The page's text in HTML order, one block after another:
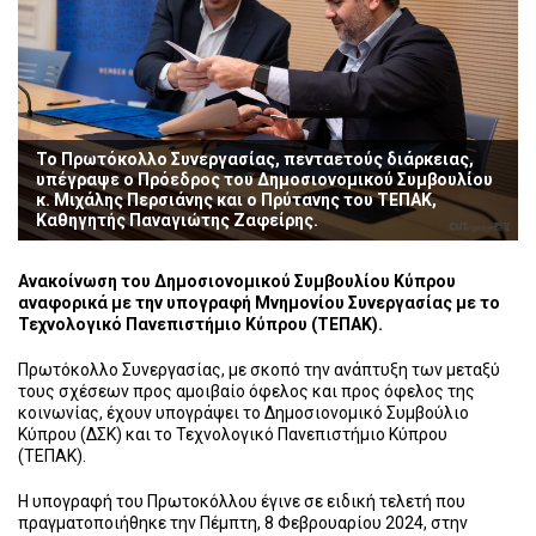
Το Πρωτόκολλο Συνεργασίας, πενταετούς διάρκειας,
υπέγραψε ο Πρόεδρος του Δημοσιονομικού Συμβουλίου
κ. Μιχάλης Περσιάνης και ο Πρύτανης του ΤΕΠΑΚ,
Καθηγητής Παναγιώτης Ζαφείρης.
Ανακοίνωση του Δημοσιονομικού Συμβουλίου Κύπρου
αναφορικά με την υπογραφή Μνημονίου Συνεργασίας με το
Τεχνολογικό Πανεπιστήμιο Κύπρου (ΤΕΠΑΚ).
Πρωτόκολλο Συνεργασίας, με σκοπό την ανάπτυξη των μεταξύ
τους σχέσεων προς αμοιβαίο όφελος και προς όφελος της
κοινωνίας, έχουν υπογράψει το Δημοσιονομικό Συμβούλιο
Κύπρου (ΔΣΚ) και το Τεχνολογικό Πανεπιστήμιο Κύπρου
(ΤΕΠΑΚ).
Η υπογραφή του Πρωτοκόλλου έγινε σε ειδική τελετή που
πραγματοποιήθηκε την Πέμπτη, 8 Φεβρουαρίου 2024, στην